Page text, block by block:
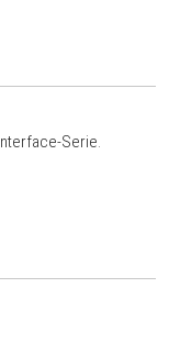
Serie.